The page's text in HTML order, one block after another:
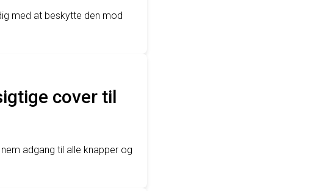
med at beskytte den mod
cover til
adgang til alle knapper og